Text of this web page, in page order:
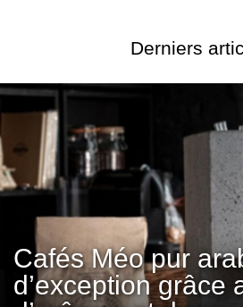
Derniers
Cafés Méo pur
d’exception grâce